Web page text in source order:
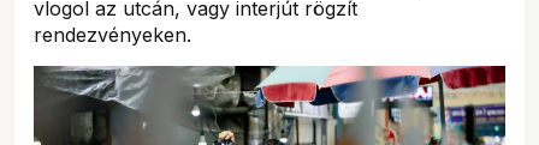
vlogol az utcán, vagy interjút rögzít
rendezvényeken.